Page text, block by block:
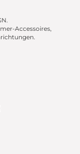
Accessoires,